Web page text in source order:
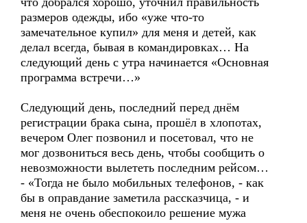
размеров одежды, ибо «уже что-то
замечательное купил» для меня и детей, как
делал всегда, бывая в командировках… На
следующий день с утра начинается «Основная
программа встречи…»
Следующий день, последний перед днём
регистрации брака сына, прошёл в хлопотах,
вечером Олег позвонил и посетовал, что не
мог дозвониться весь день, чтобы сообщить о
невозможности вылететь последним рейсом…
- «Тогда не было мобильных телефонов, - как
бы в оправдание заметила рассказчица, - и
меня не очень обеспокоило решение мужа